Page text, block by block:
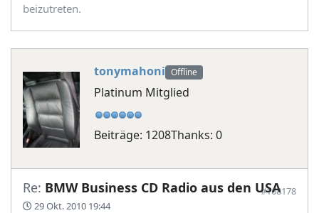
beizutreten.
tonymahoni Offline
Platinum Mitglied
Beiträge: 1208Thanks: 0
Re: BMW Business CD Radio aus den USA
29 Okt. 2010 19:44
#168178